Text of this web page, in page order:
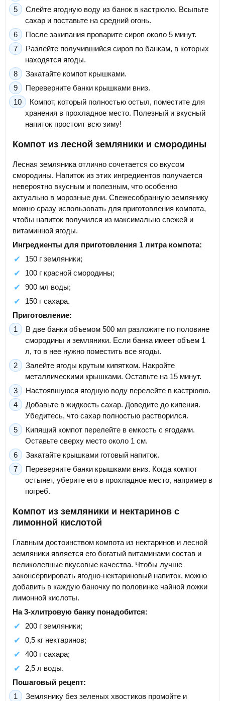
Слейте ягодную воду из банок в кастрюлю. Всыпьте
сахар и поставьте на средний огонь.
После закипания проварите сироп около 5 минут.
Разлейте получившийся сироп по банкам, в которых
находятся ягоды.
Закатайте компот крышками.
Переверните банки крышками вниз.
Компот, который полностью остыл, поместите для
хранения в прохладное место. Полезный и вкусный
напиток простоит всю зиму!
Компот из лесной земляники и смородины
Лесная земляника отлично сочетается со вкусом
смородины. Напиток из этих ингредиентов получается
невероятно вкусным и полезным, что особенно
актуально в морозные дни. Свежесобранную землянику
можно сразу использовать для приготовления компота,
чтобы напиток получился из максимально свежей и
витаминной ягоды.
Ингредиенты для приготовления 1 литра компота:
150 г земляники;
100 г красной смородины;
900 мл воды;
150 г сахара.
Приготовление:
В две банки объемом 500 мл разложите по половине
смородины и земляники. Если банка имеет объем 1
л, то в нее нужно поместить все ягоды.
Залейте ягоды крутым кипятком. Накройте
металлическими крышками. Оставьте на 15 минут.
Настоявшуюся ягодную воду перелейте в кастрюлю.
Добавьте в жидкость сахар. Доведите до кипения.
Убедитесь, что сахар полностью растворился.
Кипящий компот перелейте в емкость с ягодами.
Оставьте сверху место около 1 см.
Закатайте крышками готовый напиток.
Переверните банки крышками вниз. Когда компот
остынет, уберите его в прохладное место, например в
погреб.
Компот из земляники и нектаринов с
лимонной кислотой
Главным достоинством компота из нектаринов и лесной
земляники является его богатый витаминами состав и
великолепные вкусовые качества. Чтобы лучше
законсервировать ягодно-нектариновый напиток, можно
добавить в каждую баночку по половинке чайной ложки
лимонной кислоты.
На 3-хлитровую банку понадобится:
200 г земляники;
0,5 кг нектаринов;
400 г сахара;
2,5 л воды.
Пошаговый рецепт:
Землянику без зеленых хвостиков промойте и